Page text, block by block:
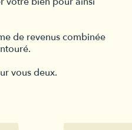
de revenus combinée
vous deux.